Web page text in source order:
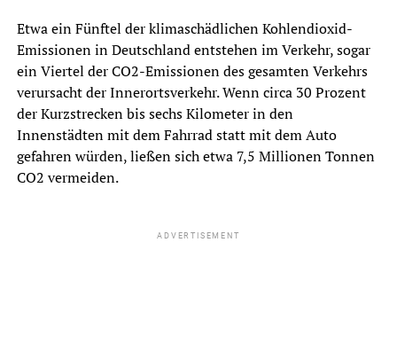
Etwa ein Fünftel der klimaschädlichen Kohlendioxid-
Emissionen in Deutschland entstehen im Verkehr, sogar
ein Viertel der CO2-Emissionen des gesamten Verkehrs
verursacht der Innerortsverkehr. Wenn circa 30 Prozent
der Kurzstrecken bis sechs Kilometer in den
Innenstädten mit dem Fahrrad statt mit dem Auto
gefahren würden, ließen sich etwa 7,5 Millionen Tonnen
CO2 vermeiden.
ADVERTISEMENT